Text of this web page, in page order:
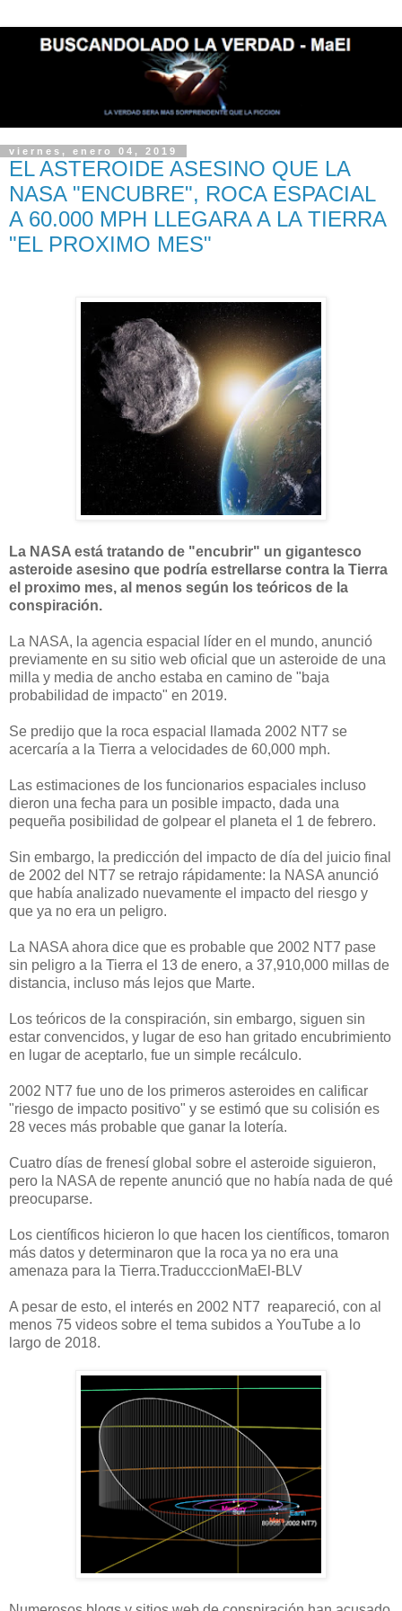
viernes, enero 04, 2019
EL ASTEROIDE ASESINO QUE LA
NASA "ENCUBRE", ROCA ESPACIAL
A 60.000 MPH LLEGARA A LA TIERRA
"EL PROXIMO MES"
La NASA está tratando de "encubrir" un gigantesco
asteroide asesino que podría estrellarse contra la Tierra
el proximo mes, al menos según los teóricos de la
conspiración.
La NASA, la agencia espacial líder en el mundo, anunció
previamente en su sitio web oficial que un asteroide de una
milla y media de ancho estaba en camino de "baja
probabilidad de impacto" en 2019.
Se predijo que la roca espacial llamada 2002 NT7 se
acercaría a la Tierra a velocidades de 60,000 mph.
Las estimaciones de los funcionarios espaciales incluso
dieron una fecha para un posible impacto, dada una
pequeña posibilidad de golpear el planeta el 1 de febrero.
Sin embargo, la predicción del impacto de día del juicio final
de 2002 del NT7 se retrajo rápidamente: la NASA anunció
que había analizado nuevamente el impacto del riesgo y
que ya no era un peligro.
La NASA ahora dice que es probable que 2002 NT7 pase
sin peligro a la Tierra el 13 de enero, a 37,910,000 millas de
distancia, incluso más lejos que Marte.
Los teóricos de la conspiración, sin embargo, siguen sin
estar convencidos, y lugar de eso han gritado encubrimiento
en lugar de aceptarlo, fue un simple recálculo.
2002 NT7 fue uno de los primeros asteroides en calificar
"riesgo de impacto positivo" y se estimó que su colisión es
28 veces más probable que ganar la lotería.
Cuatro días de frenesí global sobre el asteroide siguieron,
pero la NASA de repente anunció que no había nada de qué
preocuparse.
Los científicos hicieron lo que hacen los científicos, tomaron
más datos y determinaron que la roca ya no era una
amenaza para la Tierra.TraducccionMaEl-BLV
A pesar de esto, el interés en 2002 NT7 reapareció, con al
menos 75 videos sobre el tema subidos a YouTube a lo
largo de 2018.